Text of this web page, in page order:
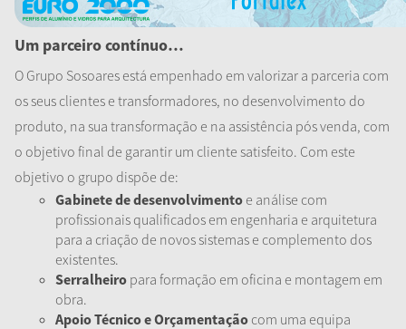
Um parceiro contínuo…
O Grupo Sosoares está empenhado em valorizar a parceria com
os seus clientes e transformadores, no desenvolvimento do
produto, na sua transformação e na assistência pós venda, com
o objetivo final de garantir um cliente satisfeito. Com este
objetivo o grupo dispõe de:
Gabinete de desenvolvimento e análise com
profissionais qualificados em engenharia e arquitetura
para a criação de novos sistemas e complemento dos
existentes.
Serralheiro para formação em oficina e montagem em
obra.
Apoio Técnico e Orçamentação com uma equipa